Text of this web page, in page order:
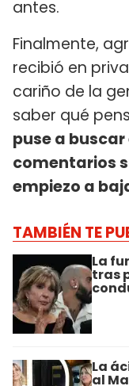
antes.
Finalmente,
recibió en
cariño de la
saber qué
puse a
comentarios
empiezo a
TAMBIÉN TE
La
tras
La
al